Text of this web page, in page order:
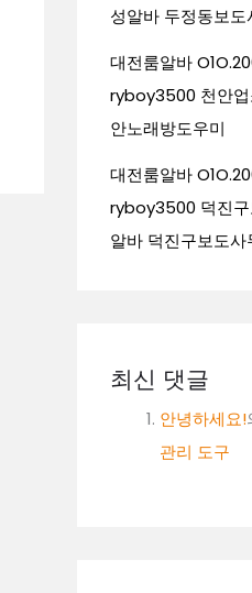
성알바 두정동보도
대전룸알바
ryboy3500 천안업
안노래방도우미
대전룸알바
ryboy3500 덕진구
알바 덕진구보도사
최신 댓글
안녕하세요!
관리 도구